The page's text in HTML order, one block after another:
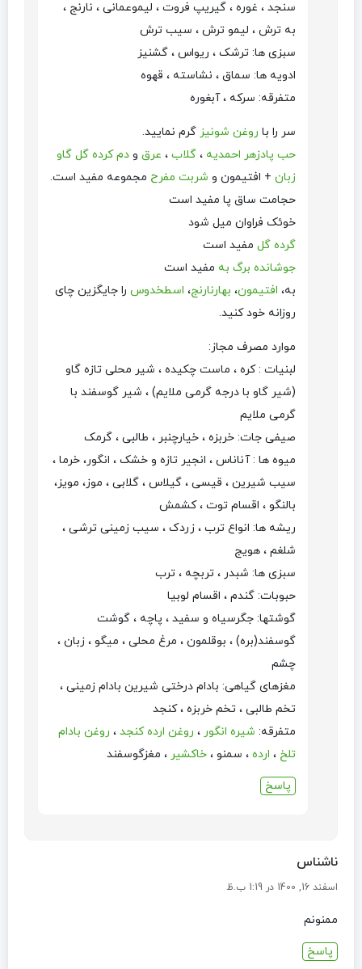
سنجد ، غوره ، گیریپ فروت ، لیموعمانی ، نارنج ،
به ترش ، لیمو ترش ، سیب ترش
سبزی ها: ترشک ، ریواس ، گشنیز
ادویه ها: سماق ، نشاسته ، قهوه
متفرقه: سرکه ، آبغوره
سر را با روغن شونیز گرم نمایید.
حب پادزهر احمدیه ، گلاب ، عرق و دم کرده گل گاو
زبان + افتیمون و شربت مفرح مجموعه مفید است.
حجامت ساق پا مفید است
خوئک فراوان میل شود
گرده گل مفید است
جوشانده برگ به مفید است
به، افتیمون، بهارنارنج، اسطخدوس را جایگزین چای
روزانه خود کنید.
موارد مصرف مجاز:
لبنیات : کره ، ماست چکیده ، شیر محلی تازه گاو
(شیر گاو با درجه گرمی ملایم) ، شیر گوسفند با
گرمی ملایم
صیفی جات: خربزه ، خیارچنبر ، طالبی ، گرمک
میوه ها : آناناس ، انجیر تازه و خشک ، انگور، خرما ،
سیب شیرین ، قیسی ، گیلاس ، گلابی ، موز، مویز،
بالنگو ، اقسام توت ، کشمش
ریشه ها: انواع ترب ، زردک ، سیب زمینی ترشی ،
شلغم ، هویج
سبزی ها: شبدر ، تربچه ، ترب
حبوبات: گندم ، اقسام لوبیا
گوشتها: جگرسیاه و سفید ، پاچه ، گوشت
گوسفند(بره) ، بوقلمون ، مرغ محلی ، میگو ، زبان ،
چشم
مغزهای گیاهی: بادام درختی شیرین بادام زمینی ،
تخم طالبی ، تخم خربزه ، کنجد
متفرقه: شیره انگور ، روغن ارده کنجد ، روغن بادام
تلخ ، ارده ، سمنو ، خاکشیر ، مغزگوسفند
پاسخ
ناشناس
اسفند 16, 1400 در 1:19 ب.ظ
ممنونم
پاسخ